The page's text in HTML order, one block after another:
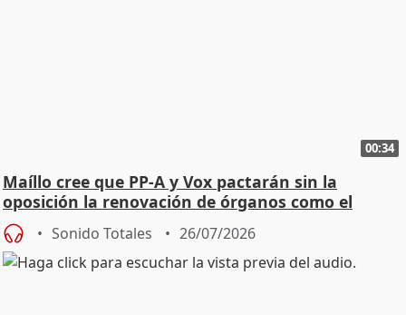
00:34
Maíllo cree que PP-A y Vox pactarán sin la
oposición la renovación de órganos como el
Defensor
Sonido Totales 26/07/2026